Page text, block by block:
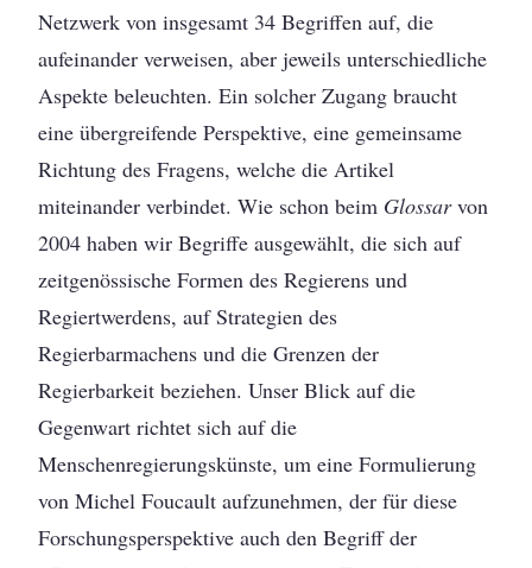
Netzwerk von insgesamt 34 Begriffen auf, die
aufeinander verweisen, aber jeweils unterschiedliche
Aspekte beleuchten. Ein solcher Zugang braucht
eine übergreifende Perspektive, eine gemeinsame
Richtung des Fragens, welche die Artikel
miteinander verbindet. Wie schon beim Glossarvon
2004 haben wir Begriffe ausgewählt, die sich auf
zeitgenössische Formen des Regierens und
Regiertwerdens, auf Strategien des
Regierbarmachens und die Grenzen der
Regierbarkeit beziehen. Unser Blick auf die
Gegenwart richtet sich auf die
Menschenregierungskünste, um eine Formulierung
von Michel Foucault aufzunehmen, der für diese
Forschungsperspektive auch den Begriff der